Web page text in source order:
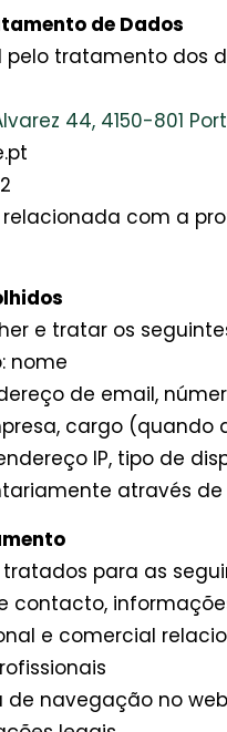
de Dados
tratamento dos
44, 4150-801
com a
e tratar os
nome
de email,
cargo (quando
IP, tipo de
através
para as
contacto,
e comercial
de navegação no